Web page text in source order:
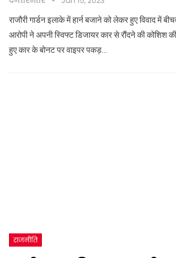
राजौरी गार्डन इलाके में हार्न बजाने को लेकर हुए विवाद में
आरोपी ने अपनी स्विफ्ट डिजायर कार से रौंदने की कोशिश
हुए कार के बोनट पर वाइपर पकड़…
राजनीति